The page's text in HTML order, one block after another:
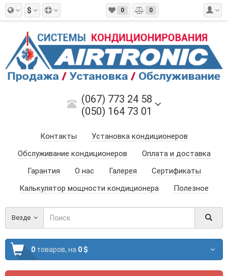
$ 0 0
(067) 773 24 58
(050) 164 73 01
Контакты
Установка кондиционеров
Обслуживание кондиционеров
Оплата и доставка
Гарантия
О нас Галерея
Сертификаты
Калькулятор мощности кондиционера
Полезное
Везде
0 товаров, на 0 $